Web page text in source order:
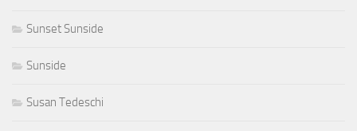
Sunset Sunside
Sunside
Susan Tedeschi